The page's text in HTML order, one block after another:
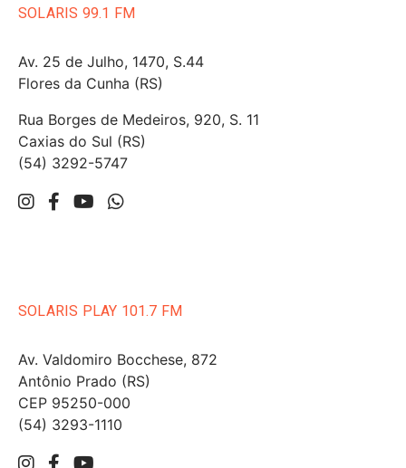
SOLARIS 99.1 FM
Av. 25 de Julho, 1470, S.44
Flores da Cunha (RS)
Rua Borges de Medeiros, 920, S. 11
Caxias do Sul (RS)
(54) 3292-5747
SOLARIS PLAY 101.7 FM
Av. Valdomiro Bocchese, 872
Antônio Prado (RS)
CEP 95250-000
(54) 3293-1110